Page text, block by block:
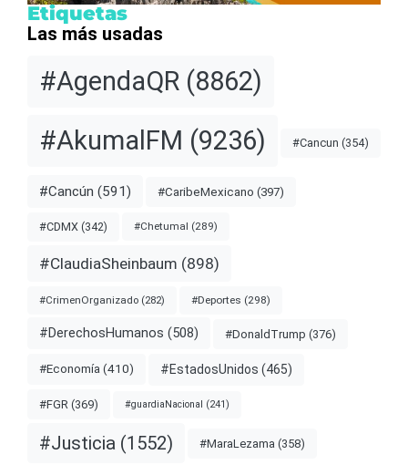
Etiquetas
Las más usadas
#AgendaQR (8862)
#AkumalFM (9236) #Cancun (354)
#Cancún (591) #CaribeMexicano (397)
#CDMX (342) #Chetumal (289)
#ClaudiaSheinbaum (898)
#CrimenOrganizado (282) #Deportes (298)
#DerechosHumanos (508) #DonaldTrump (376)
#Economía (410) #EstadosUnidos (465)
#FGR (369) #guardiaNacional (241)
#Justicia (1552) #MaraLezama (358)